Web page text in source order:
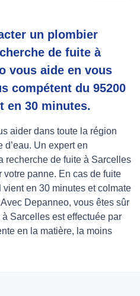
un plombier
de fuite à
vous aide en vous
compétent du 95200
en 30 minutes.
aider dans toute la région
d’eau. Un expert en
recherche de fuite à Sarcelles
panne. En cas de fuite
vient en 30 minutes et colmate
Depanneo, vous êtes sûr
Sarcelles est effectuée par
en la matière, la moins